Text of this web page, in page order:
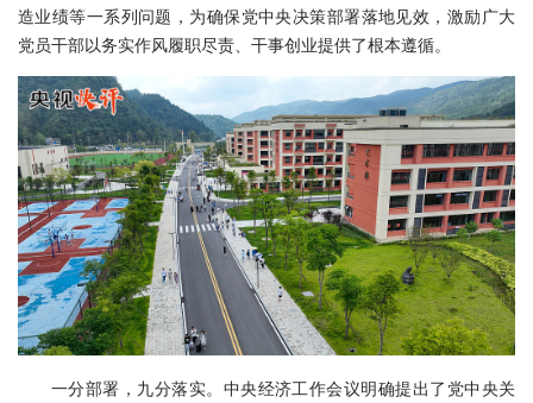
造业绩等一系列问题，为确保党中央决策部署落地见效，激励广大
党员干部以务实作风履职尽责、干事创业提供了根本遵循。
一分部署，九分落实。中央经济工作会议明确提出了党中央关